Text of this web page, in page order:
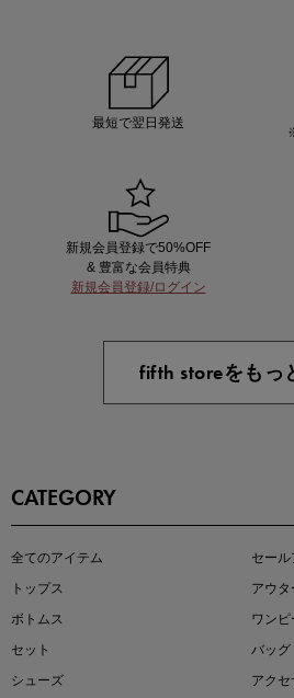
買えば買うほどお得! 最大半額クーポン
最短で翌日発送
新規会員登録で50%OFF
& 豊富な会員特典
新規会員登録/ログイン
fifth storeをもっ
CATEGORY
全てのアイテム
セール
トップス
アウタ
ボトムス
ワンピ
セット
バッグ
シューズ
アクセ